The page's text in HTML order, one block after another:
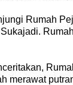
Rumah
merawat